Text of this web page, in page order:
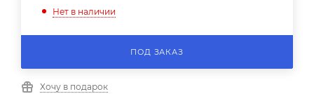
Нет в наличии
ПОД ЗАКАЗ
Хочу в подарок